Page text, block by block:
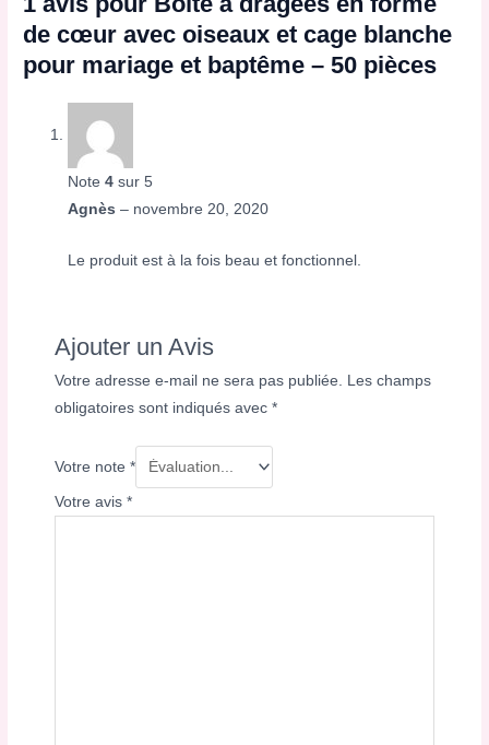
de cœur avec oiseaux et cage blanche
pour mariage et baptême – 50 pièces
Note4 sur 5
Agnès– novembre 20, 2020
Le produit est à la fois beau et fonctionnel.
Ajouter un Avis
Votre adresse e-mail ne sera pas publiée. Les champs
obligatoires sont indiqués avec*
Votre note*
Votre avis*